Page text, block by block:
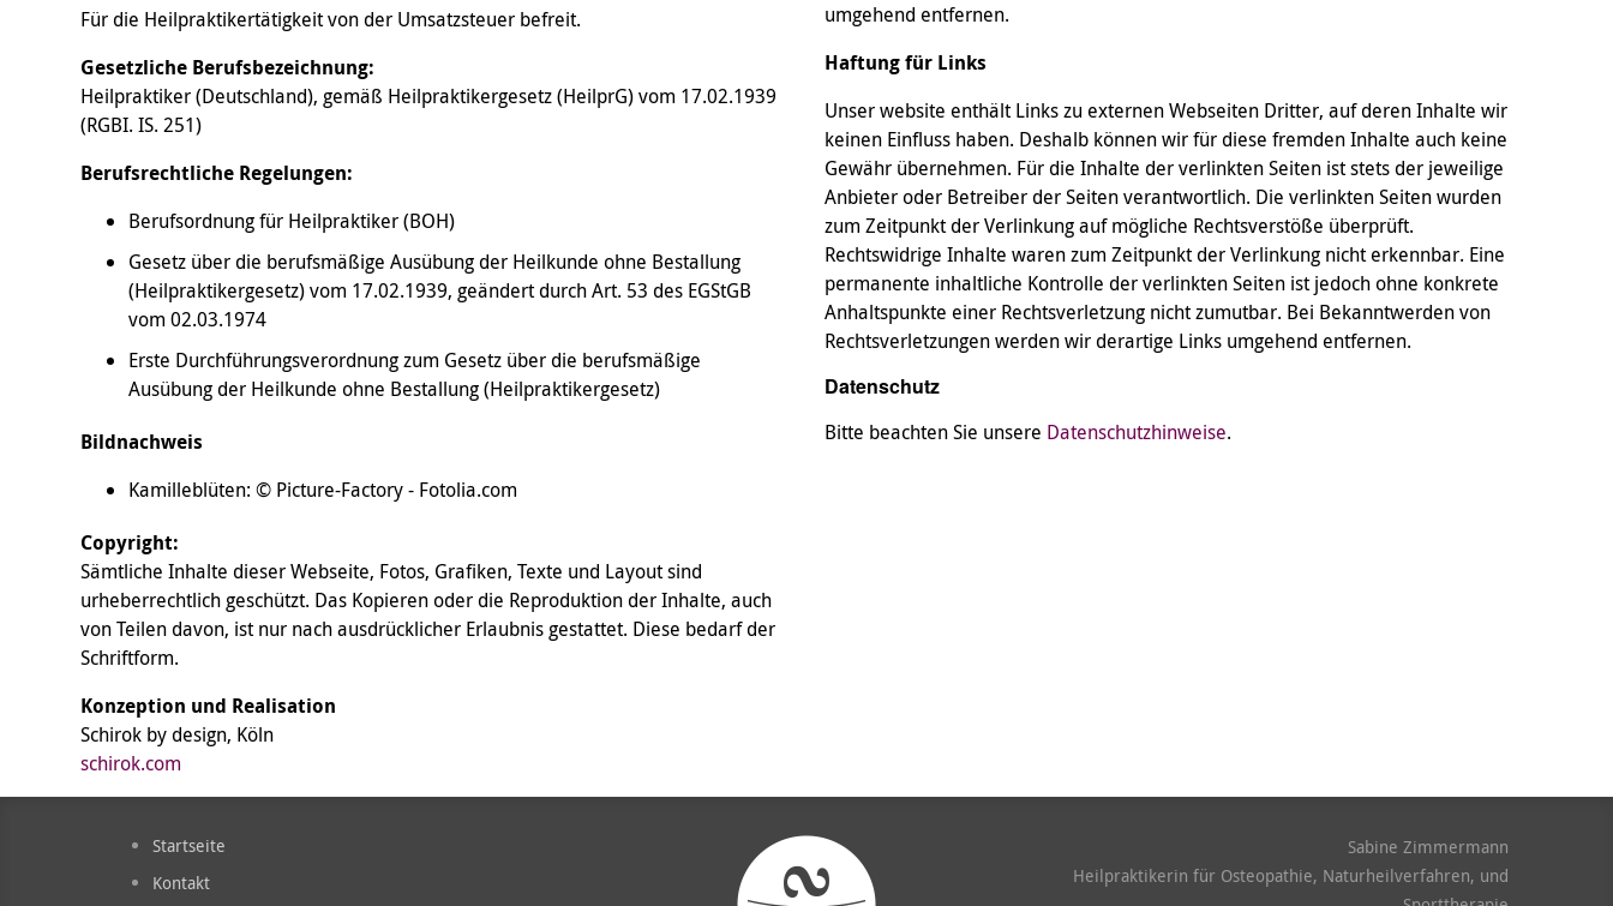
Für die Heilpraktikertätigkeit von der Umsatzsteuer befreit.
Gesetzliche Berufsbezeichnung:
Heilpraktiker (Deutschland), gemäß Heilpraktikergesetz (HeilprG) vom 17.02.1939
(RGBI. IS. 251)
Berufsrechtliche Regelungen:
Berufsordnung für Heilpraktiker (BOH)
Gesetz über die berufsmäßige Ausübung der Heilkunde ohne Bestallung
(Heilpraktikergesetz) vom 17.02.1939, geändert durch Art. 53 des EGStGB
vom 02.03.1974
Erste Durchführungsverordnung zum Gesetz über die berufsmäßige
Ausübung der Heilkunde ohne Bestallung (Heilpraktikergesetz)
Bildnachweis
Kamilleblüten: © Picture-Factory - Fotolia.com
Copyright:
Sämtliche Inhalte dieser Webseite, Fotos, Grafiken, Texte und Layout sind
urheberrechtlich geschützt. Das Kopieren oder die Reproduktion der Inhalte, auch
von Teilen davon, ist nur nach ausdrücklicher Erlaubnis gestattet. Diese bedarf der
Schriftform.
Konzeption und Realisation
Schirok by design, Köln
schirok.com
umgehend entfernen.
Haftung für Links
Unser website enthält Links zu externen Webseiten Dritter, auf deren Inhalte wir
keinen Einfluss haben. Deshalb können wir für diese fremden Inhalte auch keine
Gewähr übernehmen. Für die Inhalte der verlinkten Seiten ist stets der jeweilige
Anbieter oder Betreiber der Seiten verantwortlich. Die verlinkten Seiten wurden
zum Zeitpunkt der Verlinkung auf mögliche Rechtsverstöße überprüft.
Rechtswidrige Inhalte waren zum Zeitpunkt der Verlinkung nicht erkennbar. Eine
permanente inhaltliche Kontrolle der verlinkten Seiten ist jedoch ohne konkrete
Anhaltspunkte einer Rechtsverletzung nicht zumutbar. Bei Bekanntwerden von
Rechtsverletzungen werden wir derartige Links umgehend entfernen.
Datenschutz
Bitte beachten Sie unsere Datenschutzhinweise.
Startseite
Kontakt
Sabine Zimmermann
Heilpraktikerin für Osteopathie, Naturheilverfahren, und